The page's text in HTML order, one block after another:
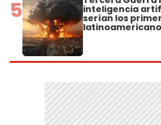
5 inteligencia
serían los